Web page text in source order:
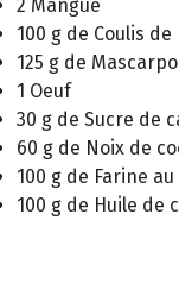
2 Mangue
100 g de Coulis de
125 g de
1 Oeuf
30 g de Sucre de
60 g de Noix de
100 g de Farine
100 g de Huile de